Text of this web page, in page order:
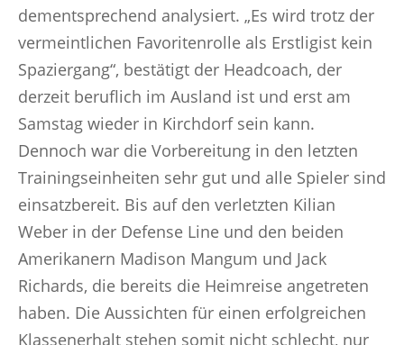
dementsprechend analysiert. „Es wird trotz der
vermeintlichen Favoritenrolle als Erstligist kein
Spaziergang“, bestätigt der Headcoach, der
derzeit beruflich im Ausland ist und erst am
Samstag wieder in Kirchdorf sein kann.
Dennoch war die Vorbereitung in den letzten
Trainingseinheiten sehr gut und alle Spieler sind
einsatzbereit. Bis auf den verletzten Kilian
Weber in der Defense Line und den beiden
Amerikanern Madison Mangum und Jack
Richards, die bereits die Heimreise angetreten
haben. Die Aussichten für einen erfolgreichen
Klassenerhalt stehen somit nicht schlecht, nur